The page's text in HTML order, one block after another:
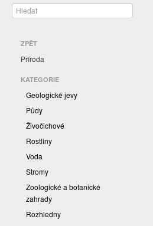
ZPĚT
Příroda
KATEGORIE
Geologické jevy
Půdy
Živočichové
Rostliny
Voda
Stromy
Zoologické a botanické
zahrady
Rozhledny